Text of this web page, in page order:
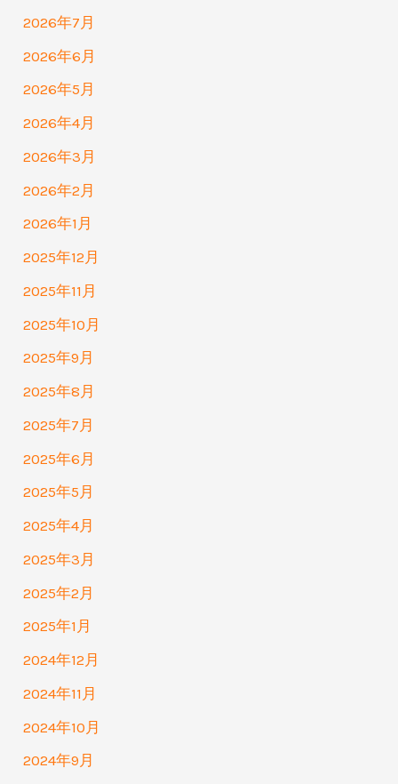
2026年7月
2026年6月
2026年5月
2026年4月
2026年3月
2026年2月
2026年1月
2025年12月
2025年11月
2025年10月
2025年9月
2025年8月
2025年7月
2025年6月
2025年5月
2025年4月
2025年3月
2025年2月
2025年1月
2024年12月
2024年11月
2024年10月
2024年9月